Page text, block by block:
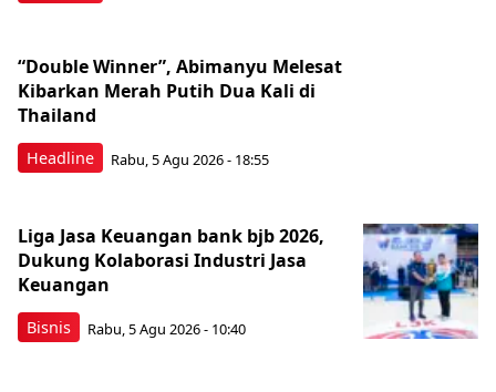
Headline
“Double Winner”, Abimanyu Melesat
Kibarkan Merah Putih Dua Kali di
Thailand
Rabu, 5 Agu 2026 - 18:55
Bisnis
Liga Jasa Keuangan bank bjb 2026,
Dukung Kolaborasi Industri Jasa
Keuangan
Rabu, 5 Agu 2026 - 10:40